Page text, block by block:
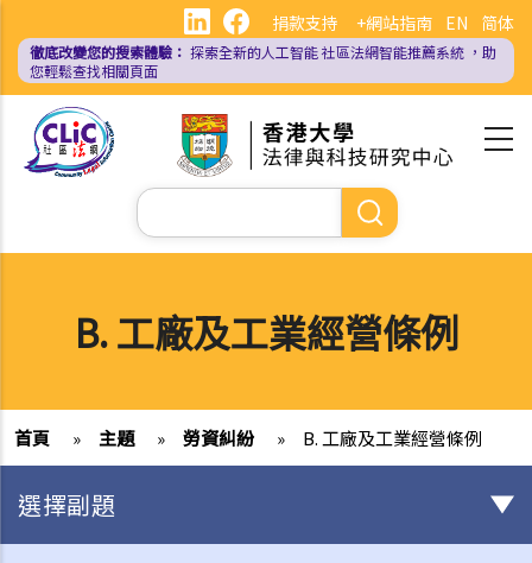
內
EN 简体
捐款支持 +網站指南
徹底改變您的搜索體驗： 探索全新的人工智能社區法網智能推薦系統 ，助
您輕鬆查找相關頁面
Search
B. 工廠及工業經營條例
首頁 » 主題 » 勞資糾紛 » B. 工廠及工業經營條例
選擇副題